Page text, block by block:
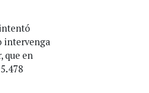
intervenga
que en